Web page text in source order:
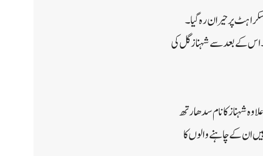
پر حیران رہ گیا۔
کے بعد سے شہناز گل کی
شہناز کا نام سدھارتھ
ان کے چاہنے والوں کا